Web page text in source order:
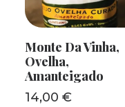
LER MAIS
Monte Da Vinha,
Ovelha,
Amanteigado
14,00 €